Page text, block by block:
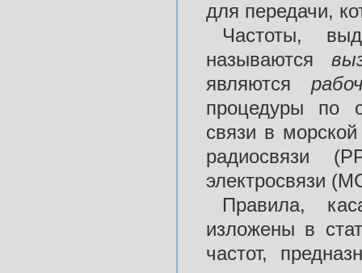
для передачи,
Частоты,
называются
являются
процедуры по
связи в
радиосвязи
электросвязи
Правила,
изложены в
частот,